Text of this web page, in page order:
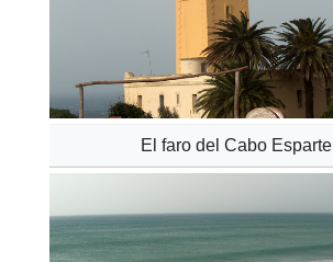
El faro del Cabo Espartel